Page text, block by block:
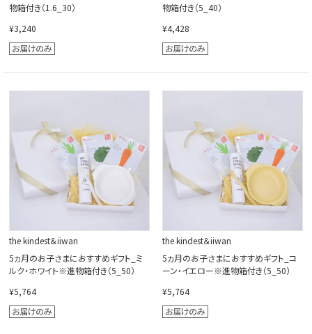
物箱付き（1.6_30）
¥3,240
物箱付き（5_40）
¥4,428
the kindest＆iiwan
5ヵ月のお子さまにおすすめギフト_ミ
ルク・ホワイト※進物箱付き（5_50）
¥5,764
the kindest＆iiwan
5ヵ月のお子さまにおすすめギフト_コ
ーン・イエロー※進物箱付き（5_50）
¥5,764